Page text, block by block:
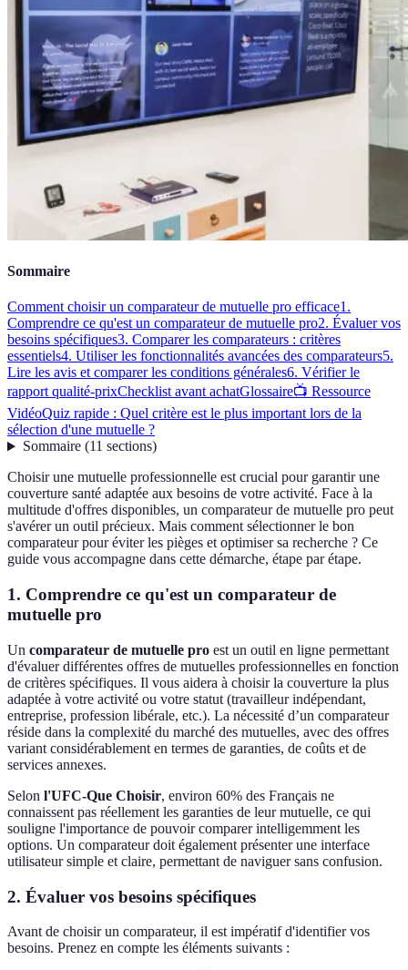
Sommaire
Comment choisir un comparateur de mutuelle pro efficace1.
Comprendre ce qu'est un comparateur de mutuelle pro2. Évaluer vos
besoins spécifiques3. Comparer les comparateurs : critères
essentiels4. Utiliser les fonctionnalités avancées des comparateurs5.
Lire les avis et comparer les conditions générales6. Vérifier le
rapport qualité-prixChecklist avant achatGlossaire📺 Ressource
VidéoQuiz rapide : Quel critère est le plus important lors de la
sélection d'une mutuelle ?
Sommaire(11 sections)
Choisir une mutuelle professionnelle est crucial pour garantir une
couverture santé adaptée aux besoins de votre activité. Face à la
multitude d'offres disponibles, un comparateur de mutuelle pro peut
s'avérer un outil précieux. Mais comment sélectionner le bon
comparateur pour éviter les pièges et optimiser sa recherche ? Ce
guide vous accompagne dans cette démarche, étape par étape.
1. Comprendre ce qu'est un comparateur de
mutuelle pro
Un comparateur de mutuelle pro est un outil en ligne permettant
d'évaluer différentes offres de mutuelles professionnelles en fonction
de critères spécifiques. Il vous aidera à choisir la couverture la plus
adaptée à votre activité ou votre statut (travailleur indépendant,
entreprise, profession libérale, etc.). La nécessité d’un comparateur
réside dans la complexité du marché des mutuelles, avec des offres
variant considérablement en termes de garanties, de coûts et de
services annexes.
Selon l'UFC-Que Choisir, environ 60% des Français ne
connaissent pas réellement les garanties de leur mutuelle, ce qui
souligne l'importance de pouvoir comparer intelligemment les
options. Un comparateur doit également présenter une interface
utilisateur simple et claire, permettant de naviguer sans confusion.
2. Évaluer vos besoins spécifiques
Avant de choisir un comparateur, il est impératif d'identifier vos
besoins. Prenez en compte les éléments suivants :